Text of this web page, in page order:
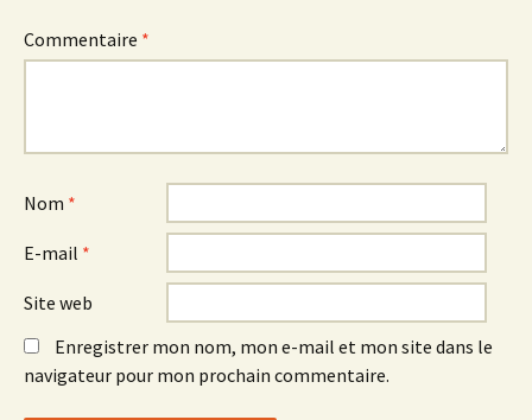
Commentaire *
Nom *
E-mail *
Site web
Enregistrer mon nom, mon e-mail et mon site dans le
navigateur pour mon prochain commentaire.